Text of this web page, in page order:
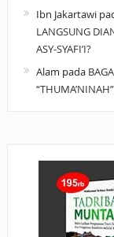
Ibn Jakartawi
LANGSUNG
ASY-SYAFI’I?
Alam pada